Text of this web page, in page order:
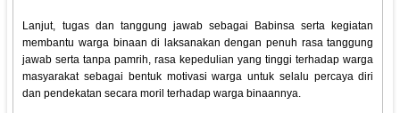
Lanjut, tugas dan tanggung jawab sebagai Babinsa serta kegiatan
membantu warga binaan di laksanakan dengan penuh rasa tanggung
jawab serta tanpa pamrih, rasa kepedulian yang tinggi terhadap warga
masyarakat sebagai bentuk motivasi warga untuk selalu percaya diri
dan pendekatan secara moril terhadap warga binaannya.